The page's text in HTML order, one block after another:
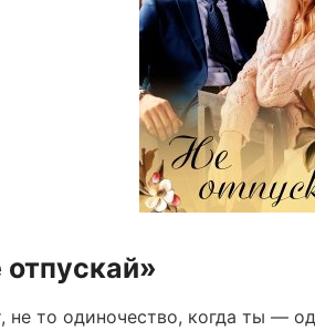
не то одиночество, когда ты —